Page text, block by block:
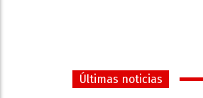
Últimas noticias